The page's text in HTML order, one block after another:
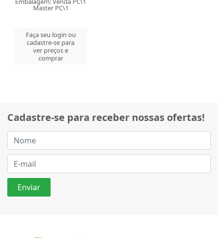
Master PC\1
Faça seu login ou
cadastre-se para
ver preços e
comprar
Cadastre-se para receber nossas ofertas!